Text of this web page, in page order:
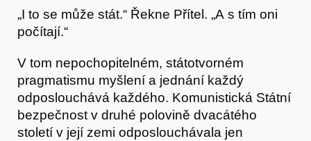
O nás
„I to se může stát.“ Řekne Přítel. „A s tím oni
počítají.“
V tom nepochopitelném, státotvorném
pragmatismu myšlení a jednání každý
odposlouchává každého. Komunistická Státní
bezpečnost v druhé polovině dvacátého
století v její zemi odposlouchávala jen